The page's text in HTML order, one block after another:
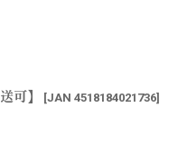
可】 [JAN 4518184021736]